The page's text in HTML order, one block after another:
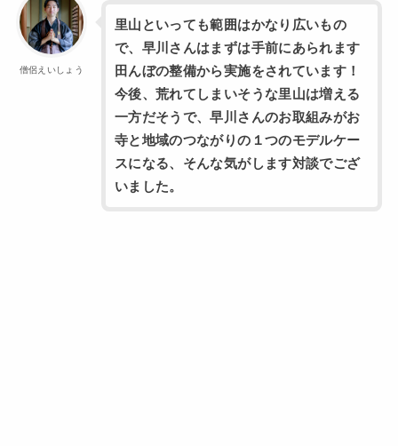
僧侶えいしょう
里山といっても範囲はかなり広いもの
で、早川さんはまずは手前にあられます
田んぼの整備から実施をされています！
今後、荒れてしまいそうな里山は増える
一方だそうで、早川さんのお取組みがお
寺と地域のつながりの１つのモデルケー
スになる、そんな気がします対談でござ
いました。